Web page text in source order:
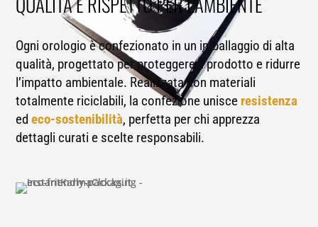
Ogni orologio è confezionato in un imballaggio di alta
qualità, progettato per proteggere il prodotto e ridurre
l’impatto ambientale. Realizzata con materiali
totalmente riciclabili, la confezione unisce resistenza
edeco-sostenibilità, perfetta per chi apprezza
dettagli curati e scelte responsabili.